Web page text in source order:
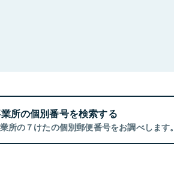
所の個別番号を検索する
所の７けたの個別郵便番号をお調べします。